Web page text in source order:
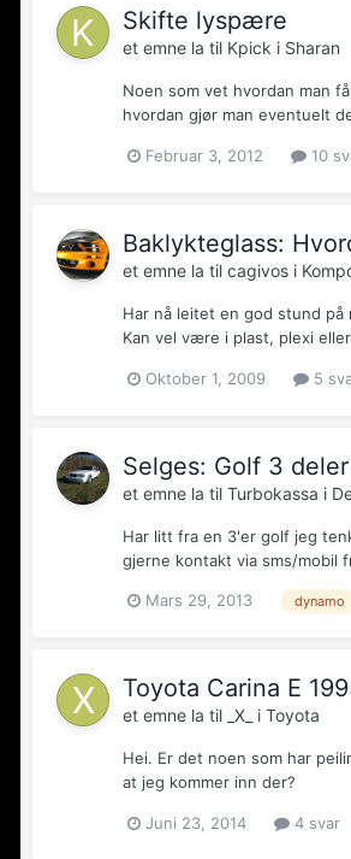
Skifte lyspære
et emne la til Kpick i Sharan
Noen som vet hvordan man
hvordan gjør man eventuelt
Februar 3, 2012 10
Baklykteglass:
et emne la til cagivos i
Har nå leitet en god stund
Kan vel være i plast, plexi
Oktober 1, 2009 5
Selges: Golf 3
et emne la til Turbokassa i
Har litt fra en 3'er golf jeg
gjerne kontakt via sms/mobil
Mars 29, 2013 dynamo
Toyota Carina E
et emne la til _X_ i Toyota
Hei. Er det noen som har
at jeg kommer inn der?
Juni 23, 2014 4 svar